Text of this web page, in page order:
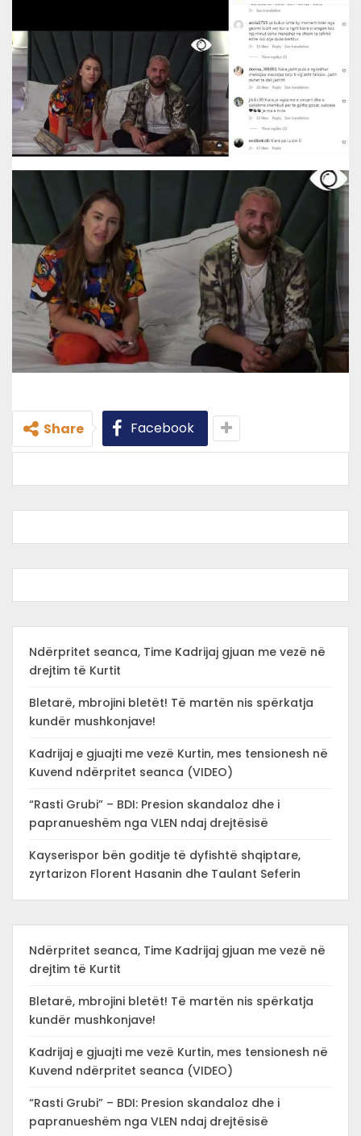
Share Facebook
Ndërpritet seanca, Time Kadrijaj gjuan me vezë në
drejtim të Kurtit
Bletarë, mbrojini bletët! Të martën nis spërkatja
kundër mushkonjave!
Kadrijaj e gjuajti me vezë Kurtin, mes tensionesh në
Kuvend ndërpritet seanca (VIDEO)
“Rasti Grubi” – BDI: Presion skandaloz dhe i
papranueshëm nga VLEN ndaj drejtësisë
Kayserispor bën goditje të dyfishtë shqiptare,
zyrtarizon Florent Hasanin dhe Taulant Seferin
Ndërpritet seanca, Time Kadrijaj gjuan me vezë në
drejtim të Kurtit
Bletarë, mbrojini bletët! Të martën nis spërkatja
kundër mushkonjave!
Kadrijaj e gjuajti me vezë Kurtin, mes tensionesh në
Kuvend ndërpritet seanca (VIDEO)
“Rasti Grubi” – BDI: Presion skandaloz dhe i
papranueshëm nga VLEN ndaj drejtësisë